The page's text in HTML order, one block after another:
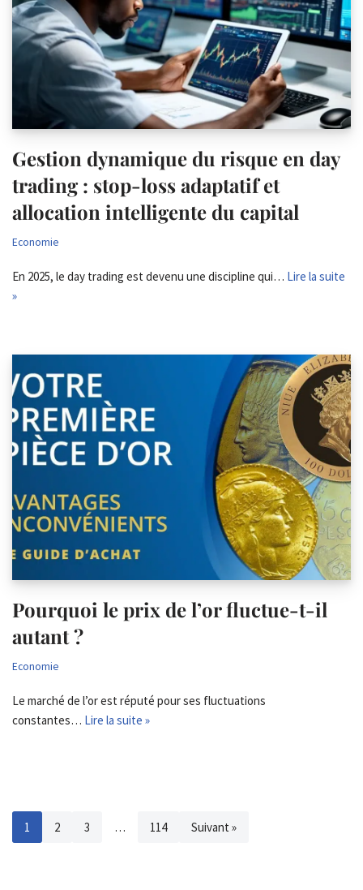
Gestion dynamique du risque en day
trading : stop-loss adaptatif et
allocation intelligente du capital
Economie
En 2025, le day trading est devenu une discipline qui… Lire la suite
»
Pourquoi le prix de l’or fluctue-t-il
autant ?
Economie
Le marché de l’or est réputé pour ses fluctuations
constantes… Lire la suite »
1 2 3 … 114 Suivant »